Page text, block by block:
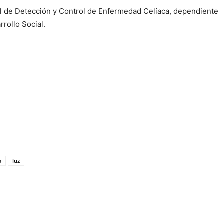
de Detección y Control de Enfermedad Celíaca, dependiente
Social.
luz